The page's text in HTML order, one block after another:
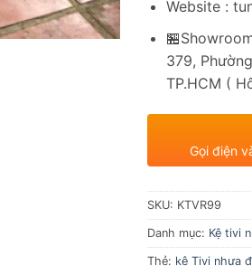
Website :
379,
TP.HCM (
Gọi điện
SKU: KTVR99
Danh mục: Kệ tivi
Thẻ: kệ Tivi nhựa